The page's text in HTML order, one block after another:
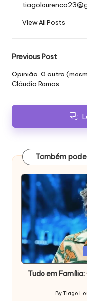
View All Posts
Post
navigation
Previous Post
Opinião. O outro
Cláudio Ramos
Também
Posted
in
Tudo em
Posted
ByTiago